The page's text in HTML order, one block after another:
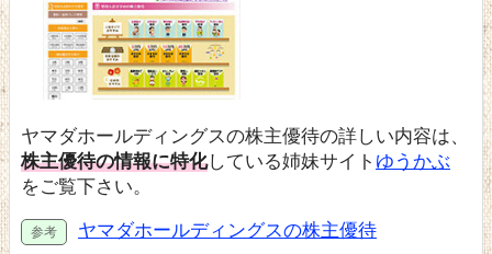
ヤマダホールディングスの株主優待の詳しい内容は、
株主優待の情報に特化している姉妹サイト ゆうかぶ
をご覧下さい。
ヤマダホールディングスの株主優待